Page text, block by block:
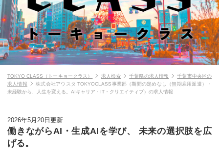
TOKYO CLASS（トーキョークラス） 求人検索 千葉県の求人情報
千葉市中央区の
求人情報
株式会社アウスタ TOKYOCLASS事業部（期間の定めなし（無期雇用派遣）・
未経験から、人生を変える。AIキャリア・IT・クリエイティブ）の求人情報
2026年5月20日更新
働きながらAI・生成AIを学び、 未来の選択肢を広
げる。